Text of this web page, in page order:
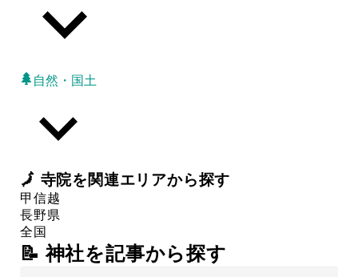
自然・国土
🗾 寺院を関連エリアから探す
甲信越
長野県
全国
📝 神社を記事から探す